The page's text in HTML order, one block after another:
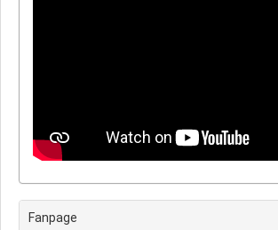
Fanpage